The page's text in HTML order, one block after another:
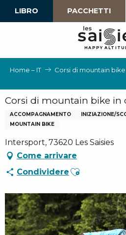
LIBRO PACCHETTI
HAPPY ALTI TU
Home – IT Corsi di mountain
Corsi di mountain bike in
ACCOMPAGNAMENTO INIZIAZIONE/
MOUNTAIN BIKE
Intersport, 73620 Les Saisies
Come arrivare
Condividere Ajouter aux